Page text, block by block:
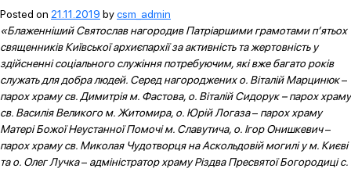
Posted on 21.11.2019 bycsm_admin
«Блаженніший Святослав нагородив Патріаршими грамотами п’ятьох
священників Київської архиєпархії за активність та жертовність у
здійсненні соціального служіння потребуючим, які вже багато років
служать для добра людей. Серед нагороджених о. Віталій Марцинюк–
парох храму св. Димитрія м. Фастова, о. Віталій Сидорук – парох храму
св. Василія Великого м. Житомира, о. Юрій Логаза– парох храму
Матері Божої Неустанної Помочі м. Славутича, о. Ігор Онишкевич–
парох храму св. Миколая Чудотворця на Аскольдовій могиліу м. Києві
та о. Олег Лучка– адміністратор храму Різдва Пресвятої Богородиці с.